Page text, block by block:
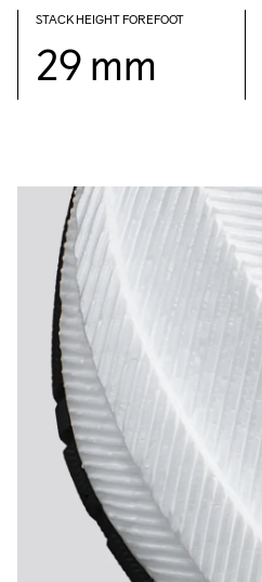
STACK HEIGHT FOREFOOT
29 mm